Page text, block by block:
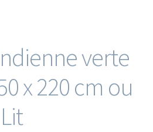
verte
x 220 cm ou